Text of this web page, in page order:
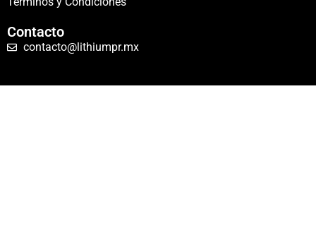
Contacto
contacto@lithiumpr.mx